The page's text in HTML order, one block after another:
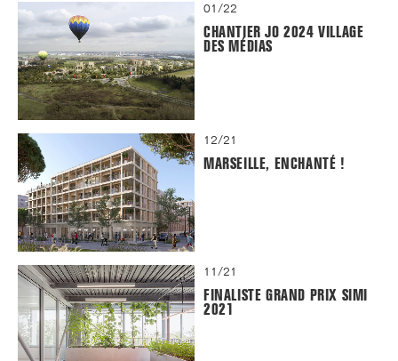
01/22
CHANTIER JO 2024 VILLAGE
DES MÉDIAS
12/21
MARSEILLE, ENCHANTÉ !
11/21
FINALISTE GRAND PRIX SIMI
2021